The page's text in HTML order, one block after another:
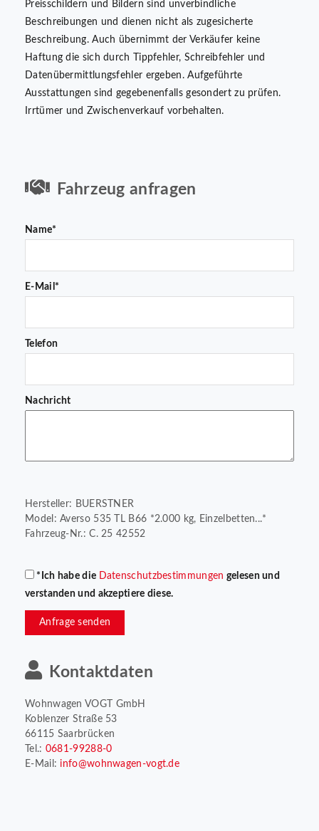
Preisschildern und Bildern sind unverbindliche
Beschreibungen und dienen nicht als zugesicherte
Beschreibung. Auch übernimmt der Verkäufer keine
Haftung die sich durch Tippfehler, Schreibfehler und
Datenübermittlungsfehler ergeben. Aufgeführte
Ausstattungen sind gegebenenfalls gesondert zu prüfen.
Irrtümer und Zwischenverkauf vorbehalten.
Fahrzeug anfragen
Name*
E-Mail*
Telefon
Nachricht
Hersteller: BUERSTNER
Model: Averso 535 TL B66 *2.000 kg, Einzelbetten...*
Fahrzeug-Nr.: C. 25 42552
*Ich habe die Datenschutzbestimmungen gelesen und
verstanden und akzeptiere diese.
Anfrage senden
Kontaktdaten
Wohnwagen VOGT GmbH
Koblenzer Straße 53
66115 Saarbrücken
Tel.: 0681-99288-0
E-Mail: info@wohnwagen-vogt.de